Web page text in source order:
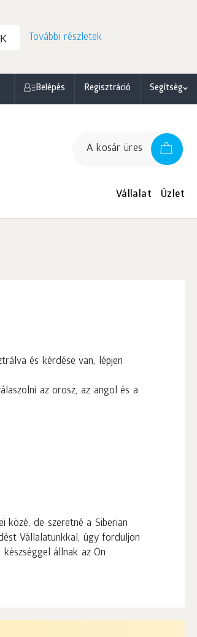
További részletek
Belépés Regisztráció Segítség
A kosár üres
Vállalat Üzlet
és kérdése van, lépjen
az orosz, az angol és a
közé, de szeretné a Siberian
Vállalatunkkal, úgy forduljon
állnak az Ön